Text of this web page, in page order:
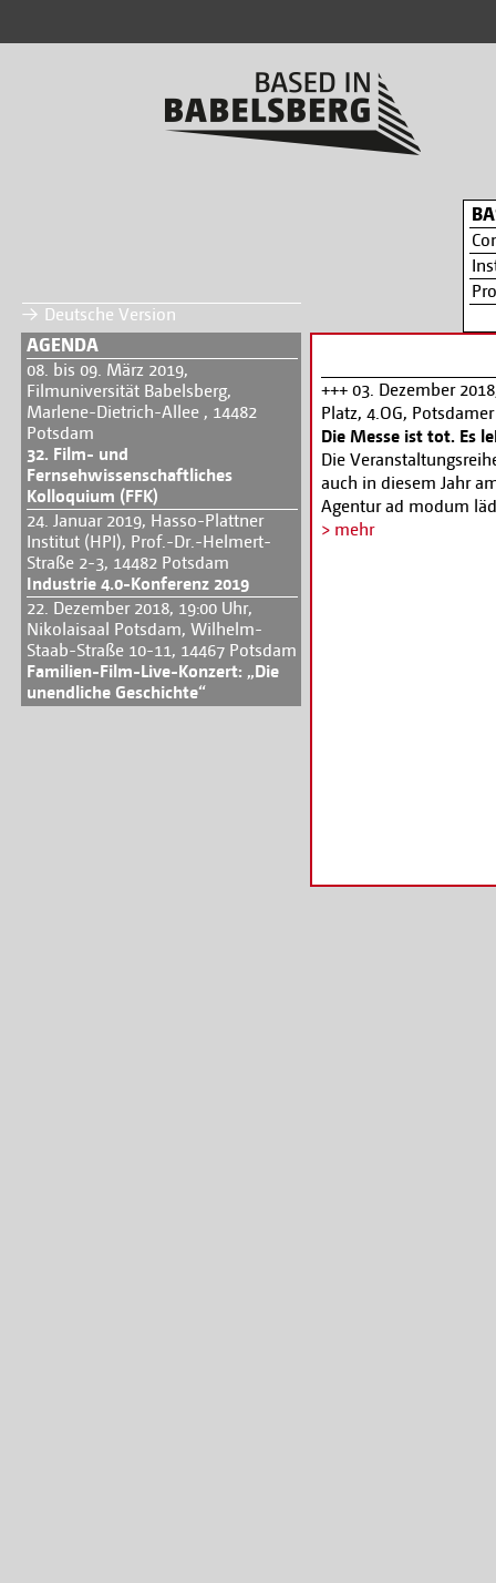
Deutsche Version
AGENDA
08. bis 09. März 2019,
Filmuniversität Babelsberg,
Marlene-Dietrich-Allee , 14482
Potsdam
32. Film- und
Fernsehwissenschaftliches
Kolloquium (FFK)
24. Januar 2019, Hasso-Plattner
Institut (HPI), Prof.-Dr.-Helmert-
Straße 2-3, 14482 Potsdam
Industrie 4.0-Konferenz 2019
22. Dezember 2018, 19:00 Uhr,
Nikolaisaal Potsdam, Wilhelm-
Staab-Straße 10-11, 14467 Potsdam
Familien-Film-Live-Konzert: „Die
unendliche Geschichte“
+++ 03. Dezember
Platz, 4.OG,
Die Messe ist tot. Es
Die
auch in diesem Jahr
Agentur ad modum
Zukunft von Messen,
> mehr